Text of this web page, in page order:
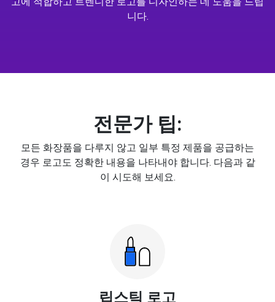
니다.
전문가 팁:
모든 화장품을 다루지 않고 일부 특정 제품을 공급하는
경우 로고도 정확한 내용을 나타내야 합니다. 다음과 같
이 시도해 보세요.
립스틱 로고